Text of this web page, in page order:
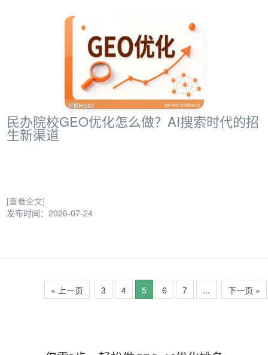
民办院校GEO优化怎么做？AI搜索时代的招
生新渠道
[查看全文]
发布时间：2026-07-24
« 上一页 3 4 5 6 7 ... 下一页 »